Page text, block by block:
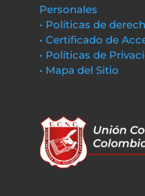
Personales
• Políticas de
• Certificado de
• Políticas de
• Mapa del Sitio